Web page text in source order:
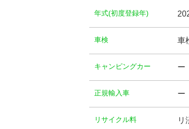
年式(初度登録年)
⾞検 車
キャンピングカー ー
正規輸入車 ー
リサイクル料 リ